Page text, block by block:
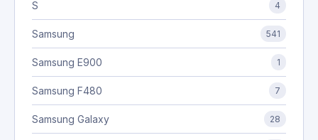
S 4
Samsung 541
Samsung E900 1
Samsung F480 7
Samsung Galaxy 28